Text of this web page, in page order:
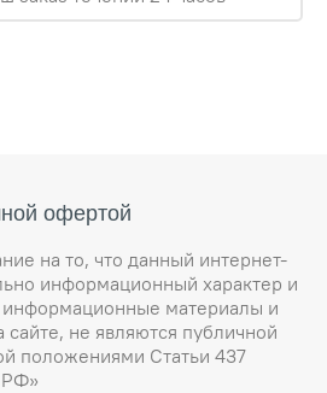
офертой
на то, что данный интернет-
информационный характер и
информационные материалы и
не являются публичной
положениями Статьи 437
РФ»